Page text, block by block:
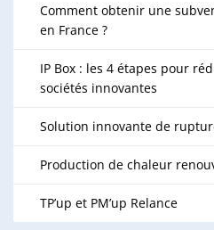
Comment obtenir une
en France ?
IP Box : les 4 étapes pour
sociétés innovantes
Solution innovante de
Production de chaleur
TP’up et PM’up Relance